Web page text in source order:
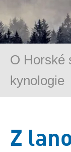
O Horské
kynologie
Z